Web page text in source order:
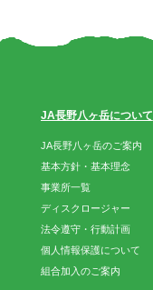
JA長野八ヶ岳について
JA長野八ヶ岳のご案内
基本方針・基本理念
事業所一覧
ディスクロージャー
法令遵守・行動計画
個人情報保護について
組合加入のご案内